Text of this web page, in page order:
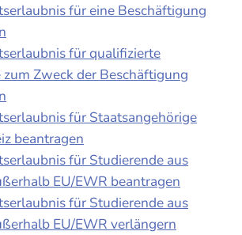
für eine Beschäftigung
für qualifizierte
Zweck der Beschäftigung
für Staatsangehörige
beantragen
für Studierende aus
EU/EWR beantragen
für Studierende aus
EU/EWR verlängern